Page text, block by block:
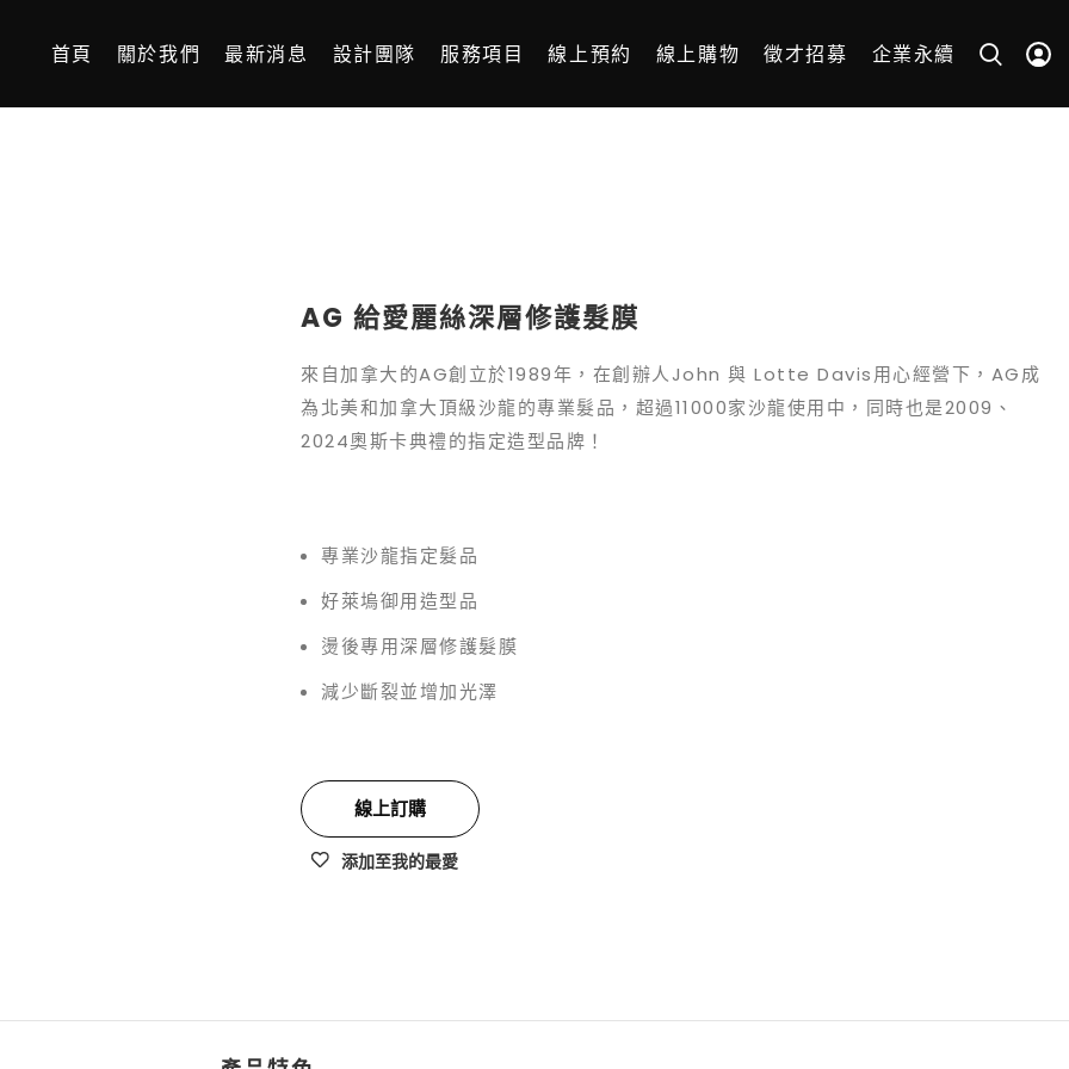
首頁 關於我們 最新消息 設計團隊 服務項目 線上預約 線上購物 徵才招募 企業永續
AG 給愛麗絲深層修護髮膜
來自加拿大的AG創立於1989年，在創辦人John 與 Lotte Davis用心經營下，AG成
為北美和加拿大頂級沙龍的專業髮品，超過11000家沙龍使用中，同時也是2009、
2024奧斯卡典禮的指定造型品牌！
專業沙龍指定髮品
好萊塢御用造型品
燙後專用深層修護髮膜
減少斷裂並增加光澤
線上訂購
添加至我的最愛